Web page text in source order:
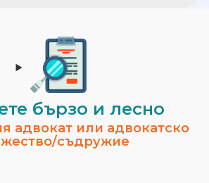
бързо и лесно
адвокат или адвокатско
съдружие